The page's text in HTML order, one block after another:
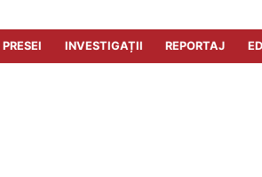
INVESTIGAȚII REPORTAJ